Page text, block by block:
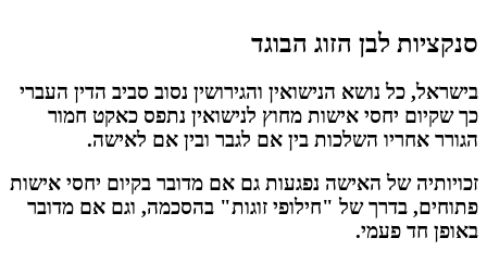
סנקציות לבן הזוג הבוגד
בישראל, כל נושא הנישואין והגירושין נסוב סביב הדין העברי
כך שקיום יחסי אישות מחוץ לנישואין נתפס כאקט חמור
הגורר אחריו השלכות בין אם לגבר ובין אם לאישה.
זכויותיה של האישה נפגעות גם אם מדובר בקיום יחסי אישות
פתוחים, בדרך של "חילופי זוגות" בהסכמה, וגם אם מדובר
באופן חד פעמי.